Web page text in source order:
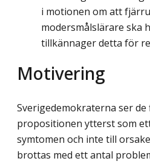
i motionen om att
modersmålslärare ska
tillkännager detta för
Motivering
Sverigedemokraterna ser
propositionen ytterst som
symtomen och inte till
brottas med ett antal